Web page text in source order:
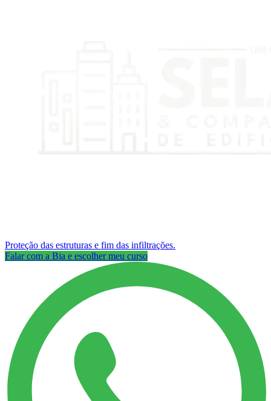
Proteção das estruturas e fim das infiltrações.
Falar com a Bia e escolher meu curso